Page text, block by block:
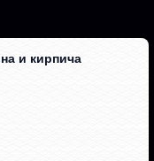
и кирпича